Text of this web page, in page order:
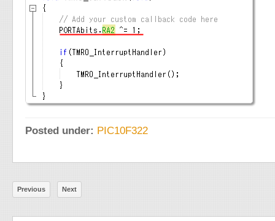
Posted under: PIC10F322
Previous Next